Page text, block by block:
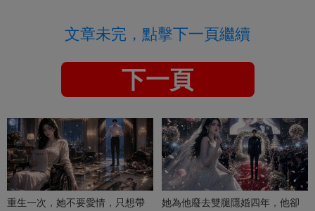
文章未完，點擊下一頁繼續
下一頁
重生一次，她不要愛情，只想帶
她為他廢去雙腿隱婚四年，他卻